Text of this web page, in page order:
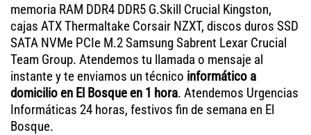
memoria RAM DDR4 DDR5 G.Skill Crucial Kingston,
cajas ATX Thermaltake Corsair NZXT, discos duros SSD
SATA NVMe PCIe M.2 Samsung Sabrent Lexar Crucial
Team Group. Atendemos tu llamada o mensaje al
instante y te enviamos un técnico informático a
domicilio en El Bosque en 1 hora. Atendemos Urgencias
Informáticas 24 horas, festivos fin de semana en El
Bosque.